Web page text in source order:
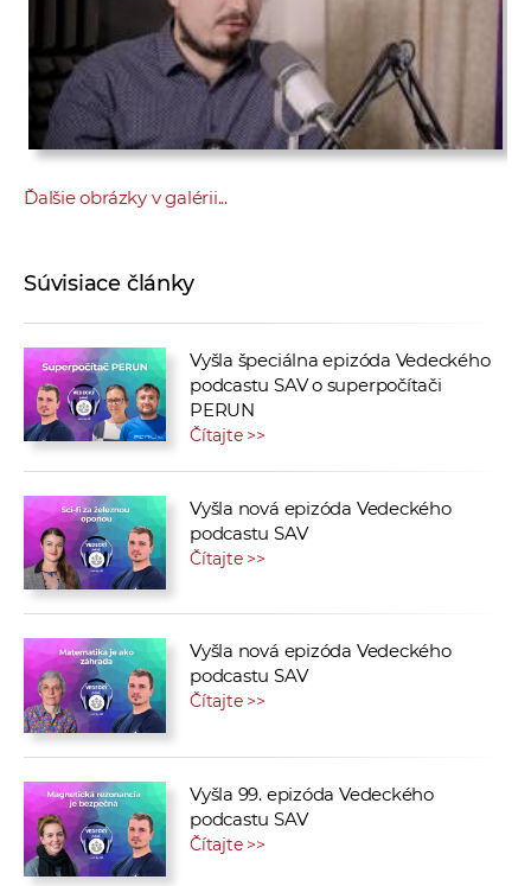
Ďalšie obrázky v galérii...
Súvisiace články
Vyšla špeciálna epizóda Vedeckého
podcastu SAV o superpočítači
PERUN
Čítajte >>
Vyšla nová epizóda Vedeckého
podcastu SAV
Čítajte >>
Vyšla nová epizóda Vedeckého
podcastu SAV
Čítajte >>
Vyšla 99. epizóda Vedeckého
podcastu SAV
Čítajte >>